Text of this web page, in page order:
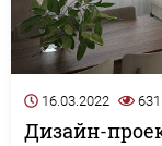
16.03.2022 631
Дизайн-